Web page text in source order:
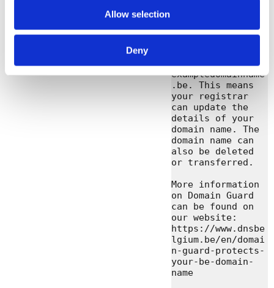
Allow selection
Deny
DNS Belgium
exampledomainname
.be. This means
your registrar
can update the
details of your
domain name. The
domain name can
also be deleted
or transferred.
More information
on Domain Guard
can be found on
our website:
https://www.dnsbe
lgium.be/en/domai
n-guard-protects-
your-be-domain-
name